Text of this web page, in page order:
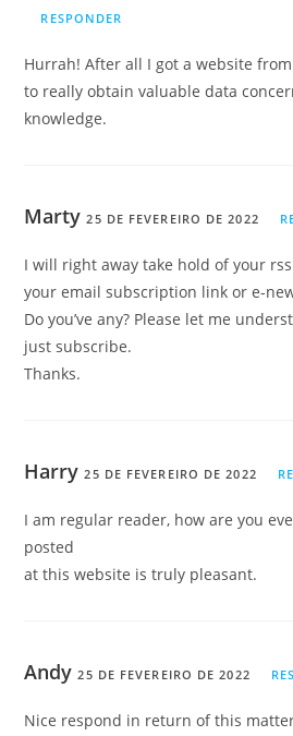
RESPONDER
Hurrah! After all I got a website
to really obtain valuable data
knowledge.
Marty 25 DE FEVEREIRO DE 2022
I will right away take hold of your rss
your email subscription link or e-
Do you’ve any? Please let me
just subscribe.
Thanks.
Harry 25 DE FEVEREIRO DE 2022
I am regular reader, how are you
posted
at this website is truly pleasant.
Andy 25 DE FEVEREIRO DE 2022
Nice respond in return of this